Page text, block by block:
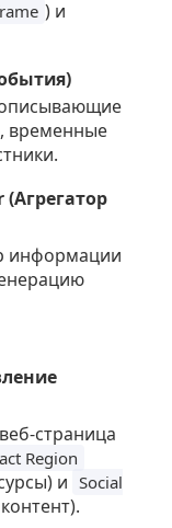
) и
временные
информации
страница
Region
и Social